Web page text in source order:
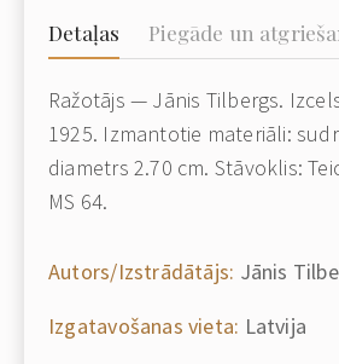
Detaļas Piegāde un
Ražotājs — Jānis Tilbergs.
1925. Izmantotie materiāli:
diametrs 2.70 cm. Stāvoklis:
MS 64.
Autors/Izstrādātājs: Jānis
Izgatavošanas vieta: Latvija